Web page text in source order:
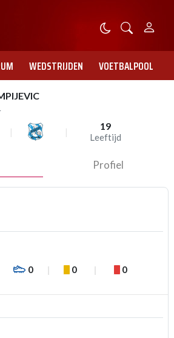
WEDSTRIJDEN VOETBALPOOL
19
Leeftijd
Profiel
0 0 0